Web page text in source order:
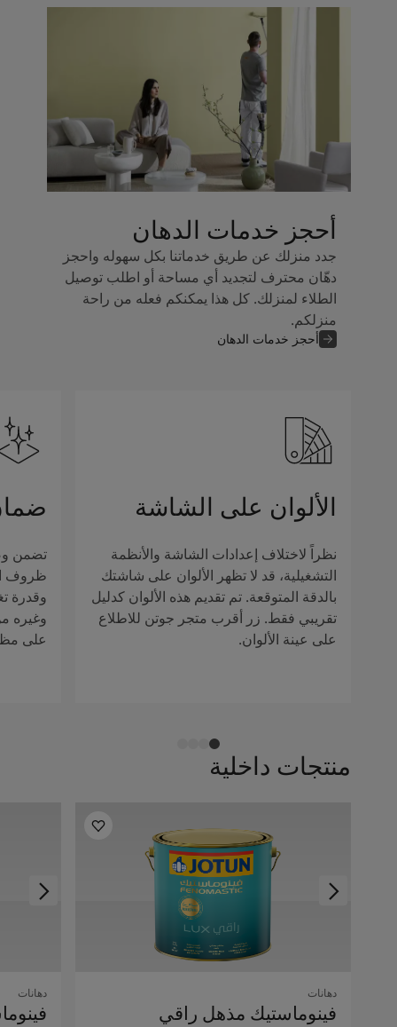
أحجز خدمات الدهان
جدد منزلك عن طريق خدماتنا بكل سهوله واحجز
دهّان محترف لتجديد أي مساحة أو اطلب توصيل
الطلاء لمنزلك. كل هذا يمكنكم فعله من راحة
منزلكم.
أحجز خدمات الدهان
الألوان على الشاشة
نظراً لاختلاف إعدادات الشاشة والأنظمة
التشغيلية، قد لا تظهر الألوان على شاشتك
بالدقة المتوقعة. تم تقديم هذه الألوان كدليل
تقريبي فقط. زر أقرب متجر جوتن للاطلاع
على عينة الألوان.
تضمن
ظروف
وقدرة
وغيره
على
منتجات داخلية
دهانات
فينوماستيك مذهل راقي
دهانات